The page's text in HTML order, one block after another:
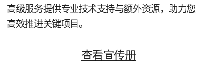
高级​服务​提供​专业​技术​支持​与额​外​资源，​助力​您​
高效​推进​关键​项目。
查​看​宣传​册